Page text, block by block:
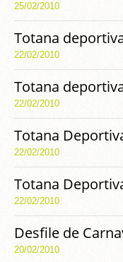
25/02/2010
Totana
22/02/2010
Totana
22/02/2010
Totana
22/02/2010
Totana
22/02/2010
Desfile de
20/02/2010